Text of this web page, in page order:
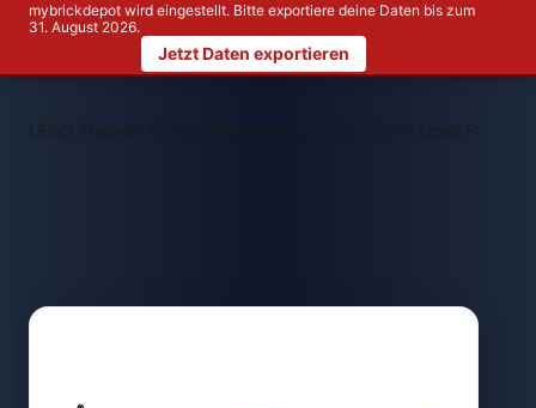
mybrickdepot wird eingestellt. Bitte exportiere deine Daten bis zum
31. August 2026.
Jetzt Daten exportieren
LEGO Themen > LEGO 71202 Level Pack